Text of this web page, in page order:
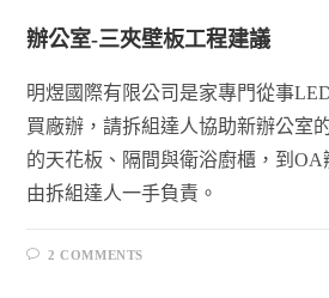
辦公室-三夾壁板工程建議
明煜國際有限公司是家專門從事
買廠辦，請拆組達人協助新辦公室
的天花板、隔間與衛浴廚櫃，到
由拆組達人一手負責。
2 COMMENTS